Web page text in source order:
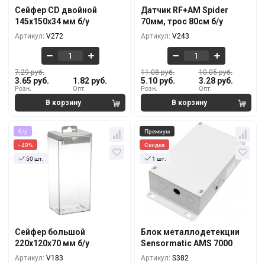
Сейфер CD двойной
145х150х34 мм б/у
Артикул: V272
Розн.
7.29 руб.
3.65 руб.
Опт.
1.82 руб.
100+
3.28 руб.
Датчик RF+AM Spider
70мм, трос 80см б/у
Артикул: V243
Розн.
11.08 руб.
5.10 руб.
Опт.
10.05 руб.
3.28 руб.
1000+
4.74 руб.
10.44 руб.
4.01 руб.
б/у
- 40%
50 шт.
Сейфер большой
220x120x70 мм б/у
Артикул: V183
100+
Премиум
Скидка
1 шт.
Блок металлодетекции
Sensormatic AMS 7000
Артикул: S382
Кол-во За 1 шт.
5+
482 руб.